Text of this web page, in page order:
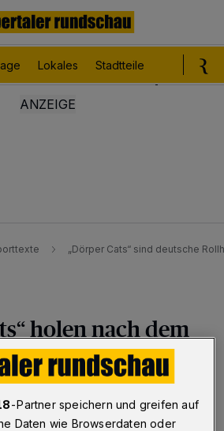
Lokales Stadtteile
„Dörper Cats“ sind deutsche
holen nach dem
den Meistertitel
des Rollhockey-
Cronenberg haben den deutschen
Das Team von Trainerin Maren
-Partner speichern und greifen auf
Daten wie Browserdaten oder